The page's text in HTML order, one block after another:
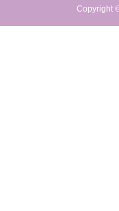
Copyright